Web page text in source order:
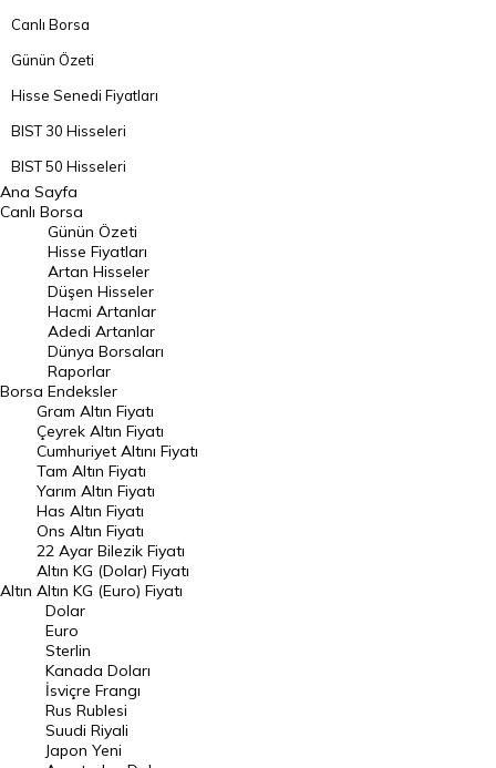
Canlı Borsa
Günün Özeti
Hisse Senedi Fiyatları
BIST 30 Hisseleri
BIST 50 Hisseleri
BIST 100 Hisseleri
En Çok Artan Hisseler
En Çok Düşen Hisseler
Hacmi Artanlar
Geçmiş Kapanışlar
Dünya Borsaları
Raporlar
Endeksler
DÖVİZ
Döviz Kuru
Dolar Kuru
Euro Kuru
Pound Kuru
Frank Kuru
Riyal Kuru
Avustralya Doları
Ana Sayfa
Canlı Borsa
Borsa
Günün Özeti
Hisse Fiyatları
Artan Hisseler
Düşen Hisseler
Hacmi Artanlar
Adedi Artanlar
Dünya Borsaları
Raporlar
Endeksler
Altın
Gram Altın Fiyatı
Çeyrek Altın Fiyatı
Cumhuriyet Altını Fiyatı
Tam Altın Fiyatı
Yarım Altın Fiyatı
Has Altın Fiyatı
Ons Altın Fiyatı
22 Ayar Bilezik Fiyatı
Altın KG (Dolar) Fiyatı
Altın KG (Euro) Fiyatı
Dolar
Euro
Sterlin
Kanada Doları
İsviçre Frangı
Rus Rublesi
Suudi Riyali
Japon Yeni